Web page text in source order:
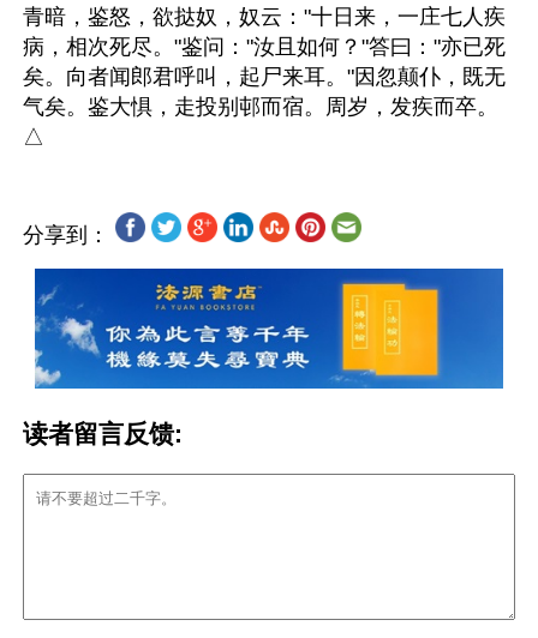
青暗，鉴怒，欲挞奴，奴云："十日来，一庄七人疾
病，相次死尽。"鉴问："汝且如何？"答曰："亦已死
矣。向者闻郎君呼叫，起尸来耳。"因忽颠仆，既无
气矣。鉴大惧，走投别邨而宿。周岁，发疾而卒。
分享到：
读者留言反馈: